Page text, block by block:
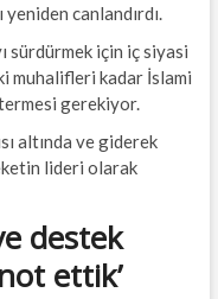
canlandırdı.
sürdürmek için iç siyasi
muhalifleri kadar İslami
gerekiyor.
altında ve giderek
lideri olarak
destek
ettik’